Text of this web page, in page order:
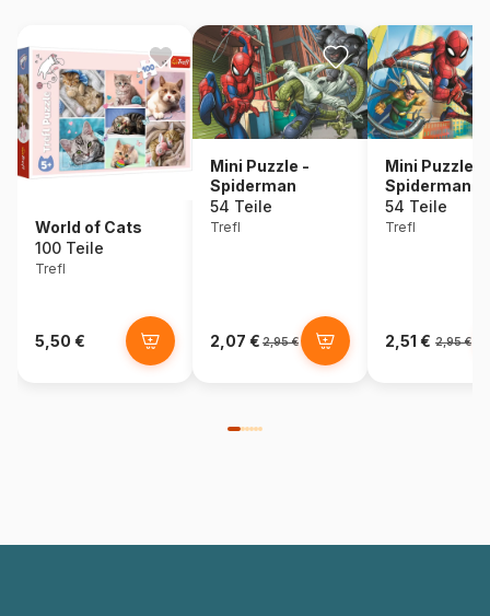
World of Cats
100 Teile
Trefl
5,50 €
Mini Puzzle -
Spiderman
54 Teile
Trefl
2,07 € 2,95 €
Mini Puzzle -
Spiderman
54 Teile
Trefl
2,51 € 2,95 €